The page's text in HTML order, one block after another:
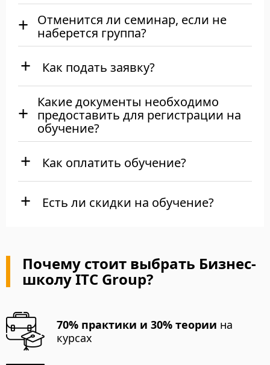
Отменится ли семинар, если не
наберется группа?
Как подать заявку?
Какие документы необходимо
предоставить для регистрации на
обучение?
Как оплатить обучение?
Есть ли скидки на обучение?
Почему стоит выбрать Бизнес-
школу ITC Group?
70% практики и 30% теории на
курсах